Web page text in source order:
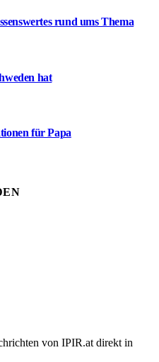
rund ums Thema
hat
für Papa
von IPIR.at direkt in